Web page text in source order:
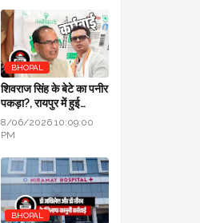
BHOPAL
शिवराज सिंह के बेटे का पनीर
पकड़ा?, रायपुर में हुई
कार्रवाई, जांच के लिए लैब
भेजा
8/06/2026 10:09:00
PM
BHOPAL